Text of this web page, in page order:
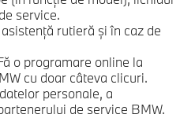
service.
rutieră şi în caz de
o programare online la
cu doar câteva clicuri.
personale, a
de service BMW.